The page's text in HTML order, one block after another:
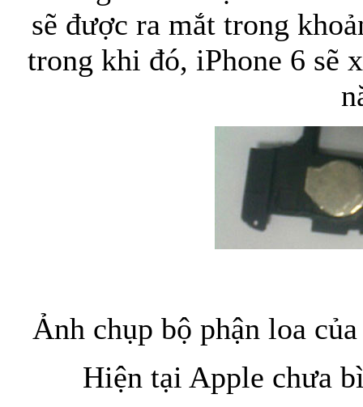
Bao da samsung
Bao da Samsung
sẽ được ra mắt trong
trong khi đó, iPhone 6 sẽ
Ảnh chụp bộ phận loa
Hiện tại Apple chưa